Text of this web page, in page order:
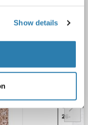
Show details
Domain)
ELISA
Wirt: Maus